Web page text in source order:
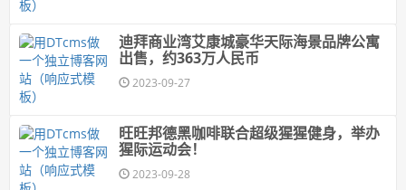
迪拜商业湾艾康城豪华天际海景品牌公寓
出售，约363万人民币
2023-09-27
旺旺邦德黑咖啡联合超级猩猩健身，举办
猩际运动会！
2023-09-28